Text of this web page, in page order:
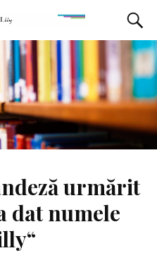
urmărit
dat numele